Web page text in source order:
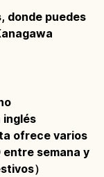
donde puedes
inglés
ofrece varios
semana y
）